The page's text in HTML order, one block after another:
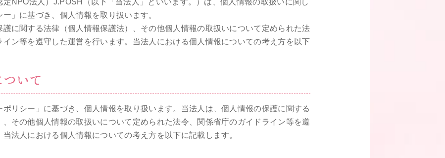
NPO法人）J.POSH（以下「当法人」といいます。）は、個人情報の取扱いに関し
」に基づき、個人情報を取り扱います。
護に関する法律（個人情報保護法）、その他個人情報の取扱いについて定められた法
ン等を遵守した運営を行います。当法人における個人情報についての考え方を以下
いて
リシー」に基づき、個人情報を取り扱います。当法人は、個人情報の保護に関する
その他個人情報の取扱いについて定められた法令、関係省庁のガイドライン等を遵
法人における個人情報についての考え方を以下に記載します。